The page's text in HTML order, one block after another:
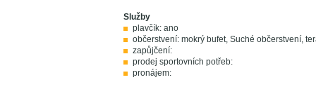
Služby
plavčík: ano
občerstvení: mokrý bufet, Suché občerstvení,
zapůjčení:
prodej sportovních potřeb:
pronájem: